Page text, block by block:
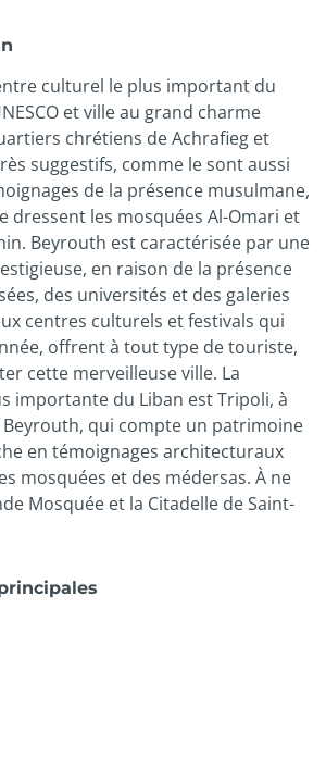
culturel le plus important du
et ville au grand charme
chrétiens de Achrafieg et
suggestifs, comme le sont aussi
de la présence musulmane,
dressent les mosquées Al-Omari et
Beyrouth est caractérisée par une
en raison de la présence
des universités et des galeries
centres culturels et festivals qui
offrent à tout type de touriste,
cette merveilleuse ville. La
importante du Liban est Tripoli, à
qui compte un patrimoine
en témoignages architecturaux
mosquées et des médersas. À ne
Mosquée et la Citadelle de Saint-